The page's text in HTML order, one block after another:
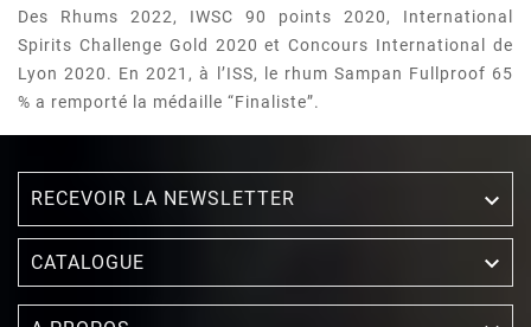
Des Rhums 2022, IWSC 90 points 2020, International
Spirits Challenge Gold 2020 et Concours International de
Lyon 2020. En 2021, à l’ISS, le rhum Sampan Fullproof 65
% a remporté la médaille “Finaliste”.
RECEVOIR LA NEWSLETTER 
CATALOGUE 